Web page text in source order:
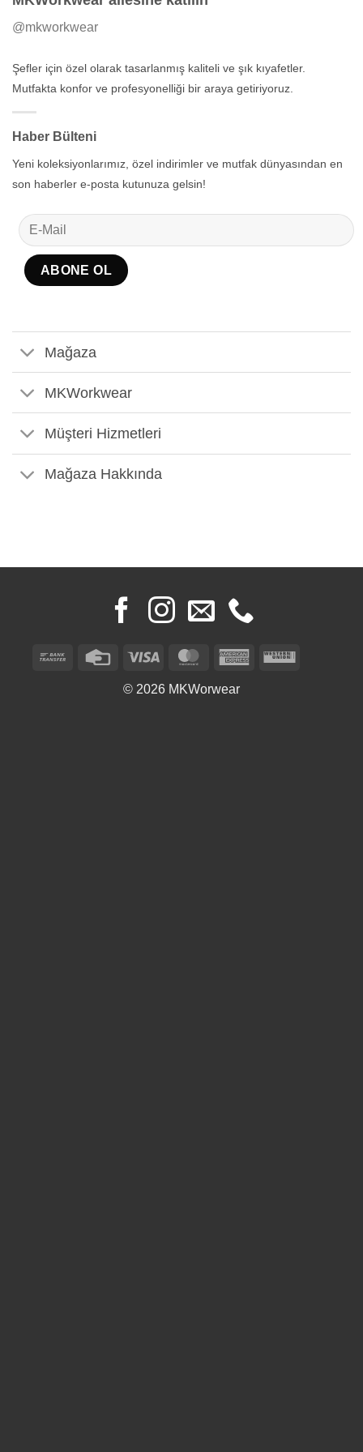
@mkworkwear
Şefler için özel olarak tasarlanmış kaliteli ve şık kıyafetler.
Mutfakta konfor ve profesyonelliği bir araya getiriyoruz.
Haber Bülteni
Yeni koleksiyonlarımız, özel indirimler ve mutfak dünyasından en
son haberler e-posta kutunuza gelsin!
Mağaza
MKWorkwear
Müşteri Hizmetleri
Mağaza Hakkında
Bank
Credit
Visa MasterCardAmericanWestern
© 2026 MKWorwear